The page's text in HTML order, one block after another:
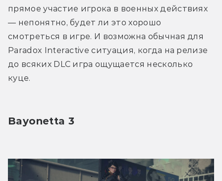
прямое участие игрока в военных действиях
— непонятно, будет ли это хорошо
смотреться в игре. И возможна обычная для
Paradox Interactive ситуация, когда на релизе
до всяких DLC игра ощущается несколько
куце.
Bayonetta 3